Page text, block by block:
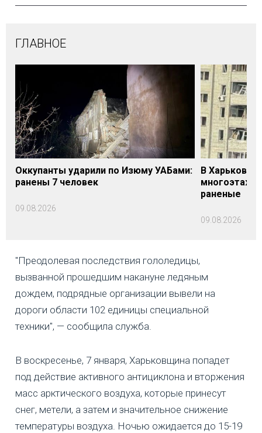
ГЛАВНОЕ
Оккупанты ударили по Изюму УАБами:
ранены 7 человек
09.08.2026
В Харькове
раненые
09.08.2026
"Преодолевая последствия гололедицы,
вызванной прошедшим накануне ледяным
дождем, подрядные организации вывели на
дороги области 102 единицы специальной
техники", — сообщила служба.
В воскресенье, 7 января, Харьковщина попадет
под действие активного антициклона и вторжения
масс арктического воздуха, которые принесут
снег, метели, а затем и значительное снижение
температуры воздуха. Ночью ожидается до 15-19